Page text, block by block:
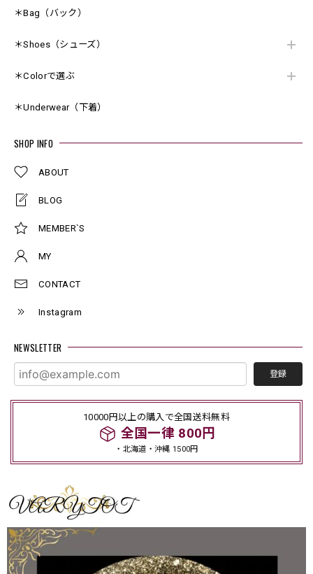
＊Bag（バック）
＊Shoes（シューズ）
＊Colorで選ぶ
＊Underwear（下着）
SHOP INFO
ABOUT
BLOG
MEMBER`S
MY
CONTACT
Instagram
NEWSLETTER
登録
10000円以上の購入で全国送料無料
全国一律 800円
・北海道・沖縄 1500円